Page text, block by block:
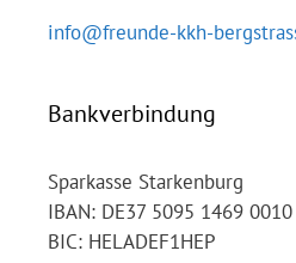
info@freunde-kkh-
Bankverbindung
Sparkasse Starkenburg
IBAN: DE37 5095 1469
BIC: HELADEF1HEP